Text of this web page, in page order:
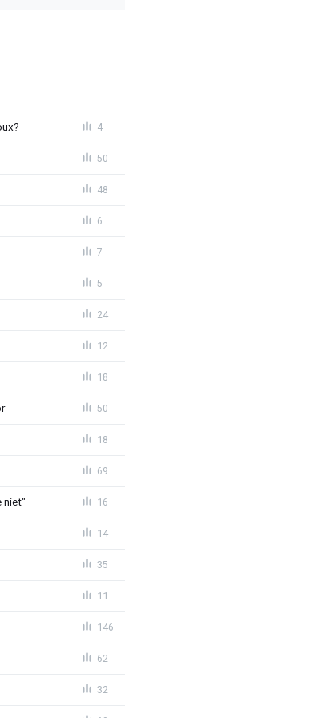
4
50
48
6
7
5
24
12
18
50
18
69
niet" 16
14
35
11
146
62
32